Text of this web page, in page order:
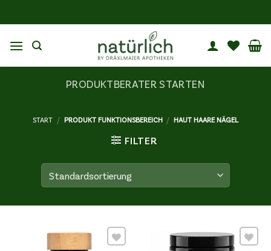
Inhalt
PRODUKTBERATER STARTEN
START / PRODUKT FUNKTIONSBEREICH / HAUT HAARE NÄGEL
FILTER